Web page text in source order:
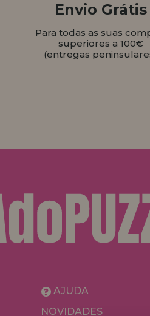
Envio Grátis
Para todas as suas
superiores a 100€
(entregas
AJUDA
NOVIDADES